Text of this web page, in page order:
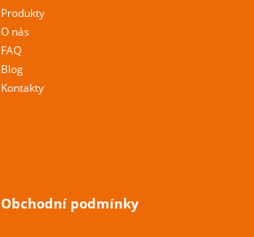
Produkty
O nás
FAQ
Blog
Kontakty
Obchodní podmínky